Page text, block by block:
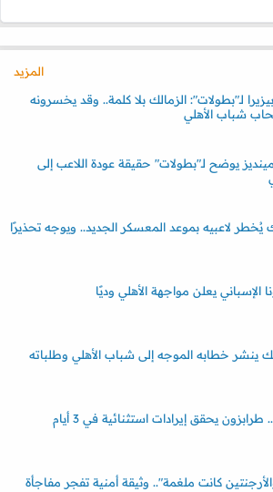
المزيد
لـ"بطولات": الزمالك بلا كلمة.. وقد يخسرونه
شباب الأهلي
يوضح لـ"بطولات" حقيقة عودة اللاعب إلى
لاعبيه بموعد المعسكر الجديد.. ويوجه تحذيرًا
الإسباني يعلن مواجهة الأهلي وديًا
ينشر خطابه الموجه إلى شباب الأهلي وطلباته
يحقق إيرادات استثنائية في 3 أيام
كانت ملغمة".. وثيقة أمنية تفجر مفاجأة